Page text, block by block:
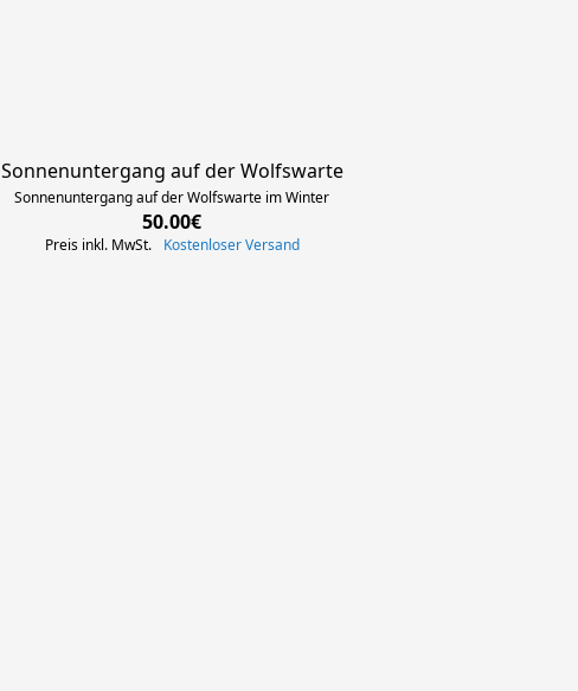
Sonnenuntergang auf der Wolfswarte
Sonnenuntergang auf der Wolfswarte im Winter
50.00€
Preis inkl. MwSt. Kostenloser Versand